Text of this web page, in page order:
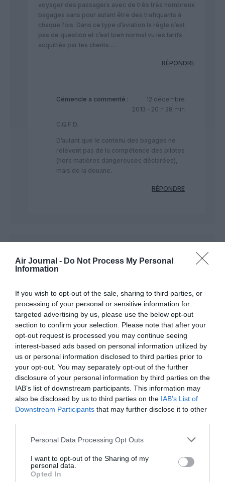
Air Journal - Do Not Process My Personal
Information
If you wish to opt-out of the sale, sharing to third parties, or
processing of your personal or sensitive information for
targeted advertising by us, please use the below opt-out
section to confirm your selection. Please note that after your
opt-out request is processed you may continue seeing
interest-based ads based on personal information utilized by
us or personal information disclosed to third parties prior to
your opt-out. You may separately opt-out of the further
disclosure of your personal information by third parties on the
IAB’s list of downstream participants. This information may
also be disclosed by us to third parties on the IAB’s List of
Downstream Participants that may further disclose it to other
Personal Data Processing Opt Outs
I want to opt-out of the Sharing of my
personal data.
Opted In
voyager des passagers avec de très très nombreux
bagages sans pour autant être des trafiquants à
chaque fois. Dans ce type d’aviation la règle c’est
pas de question et c’est bien normal vu les tarifs
acquittés par les clients….
RÉPONDRE
Cémencle a commenté :
12 décembre
2013 - 20 h 38 min
C.Q.F.D.
D’autant que le contenu des bagages ne
relèvent pas de la compétence des pilotes
(hors matières dangereuses déclarées),
mais de la douane.
RÉPONDRE
05 min
Malheureusement, je crains que ces deux pilotes ne soient
Espérons que le gouvernement français trouvera rapidement
un moyen de les sortir de de cauchemar.
Courage à eux et à leur famille.
RÉPONDRE
trucmuche a commenté :
min
Oui bien sur, on transporte un jeux de valises pour 350 kgs
(en plus ou moins bon état, mais dans un jet privé, cherchez
autorités du pays de départ…. bref !
CPN, une honte pour l’armée française), ont ils été
remunérés, ou comment le sont ils… en tickets restaurant,
bons d’achat FNAC….. QUEL FOUTAGE DE GUEULE ! LE SNPL